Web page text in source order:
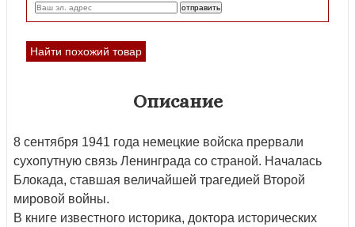
Найти похожий товар
Описание
8 сентября 1941 года немецкие войска прервали
сухопутную связь Ленинграда со страной. Началась
Блокада, ставшая величайшей трагедией Второй
мировой войны.
В книге известного историка, доктора исторических